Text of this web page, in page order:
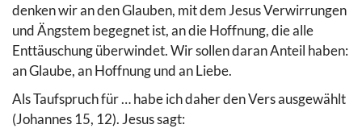
denken wir an den Glauben, mit dem Jesus Verwirrungen
und Ängstem begegnet ist, an die Hoffnung, die alle
Enttäuschung überwindet. Wir sollen daran Anteil haben:
an Glaube, an Hoffnung und an Liebe.
Als Taufspruch für … habe ich daher den Vers ausgewählt
(Johannes 15, 12). Jesus sagt: